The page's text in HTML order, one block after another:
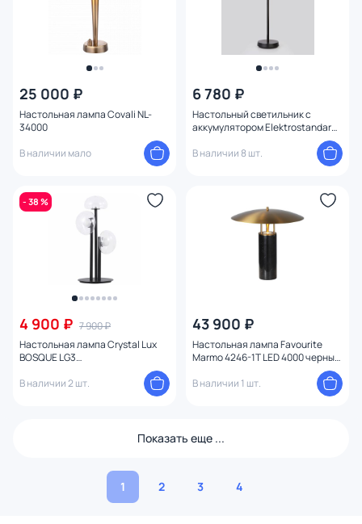
25 000 ₽
Настольная лампа Covali NL-
34000
В наличии мало
6 780 ₽
Настольный светильник с
аккумулятором Elektrostandard
В наличии 8 шт.
- 38 %
4 900 ₽ 7 900 ₽
Настольная лампа Crystal Lux
BOSQUE LG3
В наличии 2 шт.
43 900 ₽
Настольная лампа Favourite
Marmo 4246-1T LED 4000 черный,
В наличии 1 шт.
Показать еще ...
1 2 3 4